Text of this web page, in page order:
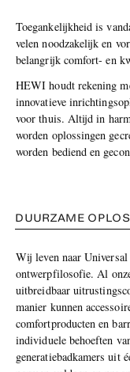
Toegankelijkheid is
velen noodzakelijk en
belangrijk comfort- en
HEWI houdt rekening
innovatieve
voor thuis. Altijd in
worden oplossingen
worden bediend en
DUURZAME
Wij leven naar
ontwerpfilosofie. Al
uitbreidbaar
manier kunnen
comfortproducten en
individuele behoeften
generatiebadkamers uit